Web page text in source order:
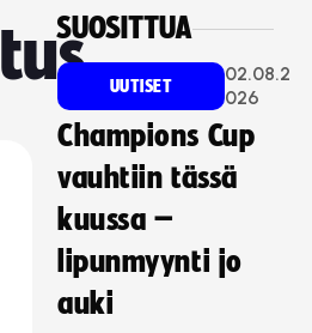
SUOSITTUA
UUTISET
02.08.2
026
Champions Cup
vauhtiin tässä
kuussa –
lipunmyynti jo
auki